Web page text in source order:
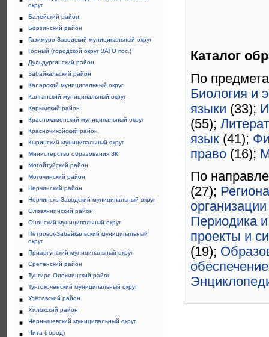
округ
Балейский район
Борзинский район
Газимуро-Заводский муниципальный округ
Горный (городской округ ЗАТО пос.)
Дульдургинский район
Забайкальский район
Каларский муниципальный округ
Калганский муниципальный округ
Карымский район
Краснокаменский муниципальный округ
Красночикойский район
Кыринский муниципальный округ
Министерство образования ЗК
Могойтуйский район
Могочинский район
Нерчинский район
Нерчинско-Заводский муниципальный округ
Оловяннинский район
Ононский муниципальный округ
Петровск-Забайкальский муниципальный
округ
Приаргунский муниципальный округ
Сретенский район
Тунгиро-Олекминский район
Тунгокоченский муниципальный округ
Улётовский район
Хилокский район
Чернышевский муниципальный округ
Чита (город)
Каталог
По
Биология и
языки (33);
(55);
язык(41);
право(16);
По
(27);
организации
Периодика
проекты и
(19);
обеспечение